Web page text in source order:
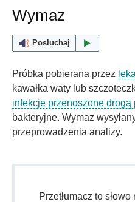
Wymaz
Posłuchaj
Próbka pobierana przez
kawałka waty lub
infekcje przenoszone drogą
bakteryjne. Wymaz
przeprowadzenia analizy.
Przetłumacz to